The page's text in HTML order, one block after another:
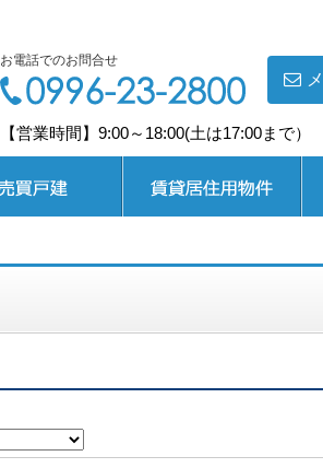
お電話でのお問合せ
【営業時間】9:00～18:00(土は17:00まで）